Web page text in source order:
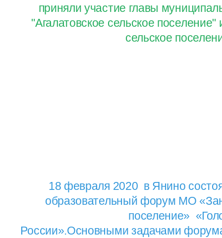
приняли участие главы
"Агалатовское сельское
сельское
18 февраля 2020 в Янино
образовательный форум МО
поселение»
России».Основными задачами